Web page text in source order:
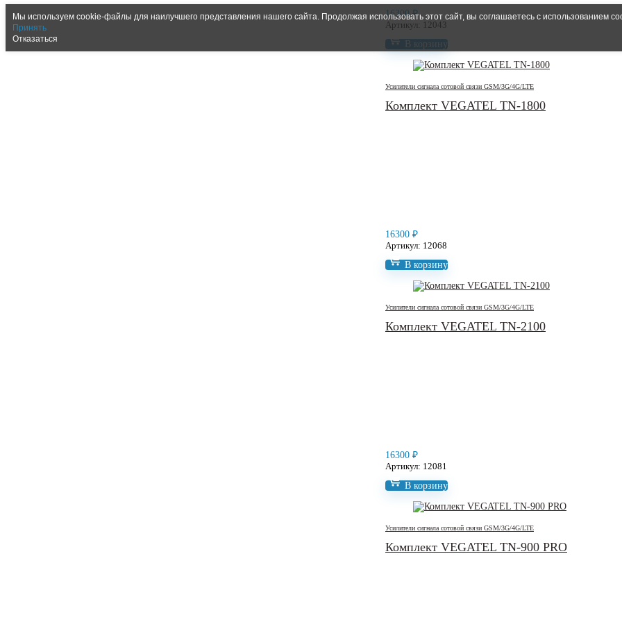
16300₽
Артикул: 12043
В корзину
Усилители сигнала сотовой связи GSM/3G/4G/LTE
Комплект VEGATEL TN-1800
16300 ₽
Артикул: 12068
В корзину
Усилители сигнала сотовой связи GSM/3G/4G/LTE
Комплект VEGATEL TN-2100
16300 ₽
Артикул: 12081
В корзину
Усилители сигнала сотовой связи GSM/3G/4G/LTE
Комплект VEGATEL TN-900 PRO
Мы используем cookie-файлы для наилучшего представления нашего сайта. Продолжая использовать этот сайт, вы соглашаетесь с использованием
Принять
Отказаться